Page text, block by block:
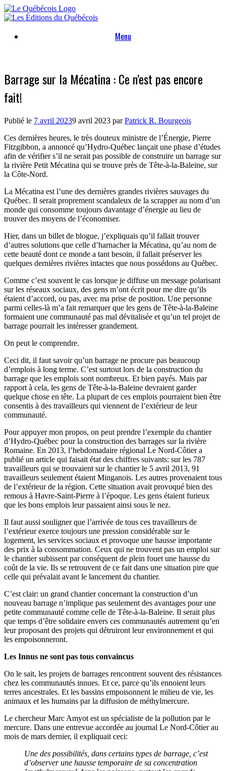
Skip
to
Menu
Barrage sur la Mécatina : Ce n’est pas encore
fait!
Publié le 7 avril 20239 avril 2023 parPatrick R. Bourgeois
Ces dernières heures, le très douteux ministre de l’Énergie, Pierre
Fitzgibbon, a annoncé qu’Hydro-Québec lançait une phase d’études
afin de vérifier s’il ne serait pas possible de construire un barrage sur
la rivière Petit Mécatina qui se trouve près de Tête-à-la-Baleine, sur
la Côte-Nord.
La Mécatina est l’une des dernières grandes rivières sauvages du
Québec. Il serait proprement scandaleux de la scrapper au nom d’un
monde qui consomme toujours davantage d’énergie au lieu de
trouver des moyens de l’économiser.
Hier, dans un billet de blogue, j’expliquais qu’il fallait trouver
d’autres solutions que celle d’harnacher la Mécatina, qu’au nom de
cette beauté dont ce monde a tant besoin, il fallait préserver les
quelques dernières rivières intactes que nous possédons au Québec.
Comme c’est souvent le cas lorsque je diffuse un message polarisant
sur les réseaux sociaux, des gens m’ont écrit pour me dire qu’ils
étaient d’accord, ou pas, avec ma prise de position. Une personne
parmi celles-là m’a fait remarquer que les gens de Tête-à-la-Baleine
formaient une communauté pas mal dévitalisée et qu’un tel projet de
barrage pourrait les intéresser grandement.
On peut le comprendre.
Ceci dit, il faut savoir qu’un barrage ne procure pas beaucoup
d’emplois à long terme. C’est surtout lors de la construction du
barrage que les emplois sont nombreux. Et bien payés. Mais par
rapport à cela, les gens de Tête-à-la-Baleine devraient garder
quelque chose en tête. La plupart de ces emplois pourraient bien être
consentis à des travailleurs qui viennent de l’extérieur de leur
communauté.
Pour appuyer mon propos, on peut prendre l’exemple du chantier
d’Hydro-Québec pour la construction des barrages sur la rivière
Romaine. En 2013, l’hebdomadaire régional Le Nord-Côtier a
publié un article qui faisait état des chiffres suivants: sur les 787
travailleurs qui se trouvaient sur le chantier le 5 avril 2013, 91
travailleurs seulement étaient Minganois. Les autres provenaient tous
de l’extérieur de la région. Cette situation avait provoqué bien des
remous à Havre-Saint-Pierre à l’époque. Les gens étaient furieux
que les bons emplois leur passaient ainsi sous le nez.
Il faut aussi souligner que l’arrivée de tous ces travailleurs de
l’extérieur exerce toujours une pression considérable sur le
logement, les services sociaux et provoque une hausse importante
des prix à la consommation. Ceux qui ne trouvent pas un emploi sur
le chantier subissent par conséquent de plein fouet une hausse du
coût de la vie. Ils se retrouvent de ce fait dans une situation pire que
celle qui prévalait avant le lancement du chantier.
C’est clair: un grand chantier concernant la construction d’un
nouveau barrage n’implique pas seulement des avantages pour une
petite communauté comme celle de Tête-à-la-Baleine. Il serait plus
que temps d’être solidaire envers ces communautés autrement qu’en
leur proposant des projets qui détruiront leur environnement et qui
les empoisonneront.
Les Innus ne sont pas tous convaincus
On le sait, les projets de barrages rencontrent souvent des résistances
chez les communautés innues. Et ce, parce qu’ils ennoient leurs
terres ancestrales. Et les bassins empoisonnent le milieu de vie, les
animaux et les humains par la diffusion de méthylmercure.
Le chercheur Marc Amyot est un spécialiste de la pollution par le
mercure. Dans une entrevue accordée au journal Le Nord-Côtier au
mois de mars dernier, il expliquait ceci:
Une des possibilités, dans certains types de barrage, c’est
d’observer une hausse temporaire de sa concentration